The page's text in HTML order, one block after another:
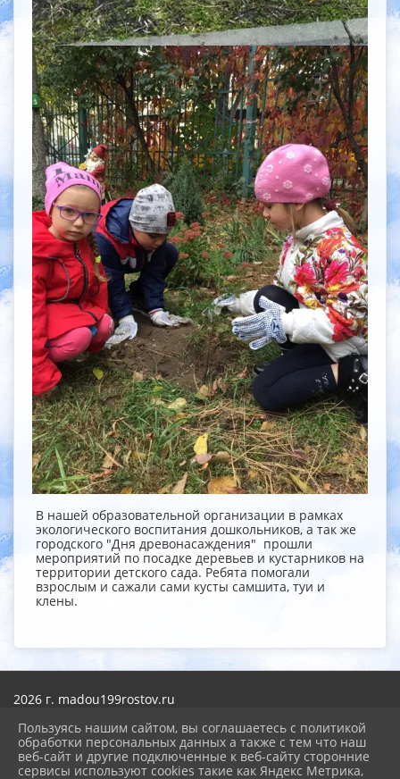
В нашей образовательной организации в рамках
экологического воспитания дошкольников, а так же
городского "Дня древонасаждения" прошли
мероприятий по посадке деревьев и кустарников на
территории детского сада. Ребята помогали
взрослым и сажали сами кусты самшита, туи и
клены.
2026 г. madou199rostov.ru
Карта сайта
Политика обработки персональных данных
Пользуясь нашим сайтом, вы соглашаетесь с политикой
обработки персональных данных а также с тем что наш
веб-сайт и другие подключенные к веб-сайту сторонние
сервисы используют cookies такие как Яндекс Метрика,